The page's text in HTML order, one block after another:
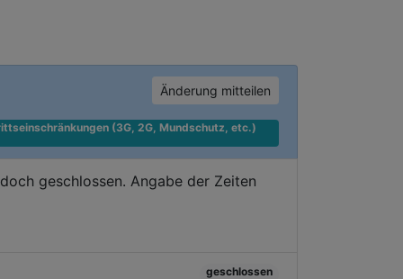
Änderung mitteilen
(3G, 2G, Mundschutz, etc.)
geschlossen. Angabe der Zeiten
geschlossen